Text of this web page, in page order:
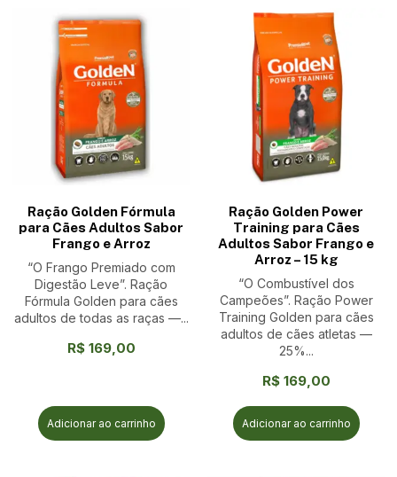
Ração Golden Fórmula
para Cães Adultos Sabor
Frango e Arroz
“O Frango Premiado com
Digestão Leve”. Ração
Fórmula Golden para cães
adultos de todas as raças —...
R$169,00
Adicionar ao carrinho
Ração Golden Power
Training para Cães
Adultos Sabor Frango e
Arroz – 15 kg
“O Combustível dos
Campeões”. Ração Power
Training Golden para cães
adultos de cães atletas —
25%...
R$169,00
Adicionar ao carrinho